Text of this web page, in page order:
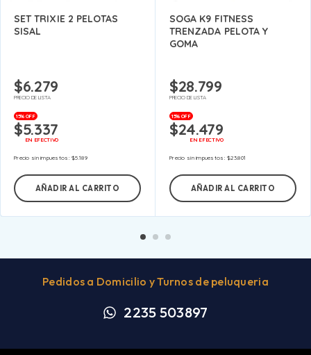
SET TRIXIE 2 PELOTAS
SISAL
$6.279
PRECIO DE LISTA
15% OFF
$5.337
EN EFECTIVO
Precio sin impuestos:$5.189
AÑADIR AL CARRITO
SOGA K9 FITNESS
TRENZADA PELOTA Y
GOMA
$28.799
PRECIO DE LISTA
15% OFF
$24.479
EN EFECTIVO
Precio sin impuestos:$23.801
AÑADIR AL CARRITO
Pedidos a Domicilio y Turnos de peluqueria
2235 503897